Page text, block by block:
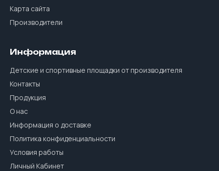
Карта сайта
Производители
Информация
Детские и спортивные площадки от производителя
Контакты
Продукция
О нас
Информация о доставке
Политика конфиденциальности
Условия работы
Личный Кабинет